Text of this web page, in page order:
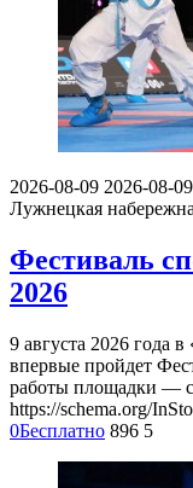
2026-08-09 2026-08-09
Лужнецкая
Фестиваль
2026
9 августа 2026 года
впервые пройдет
работы площадки —
https://schema.org/
0Бесплатно 896 5